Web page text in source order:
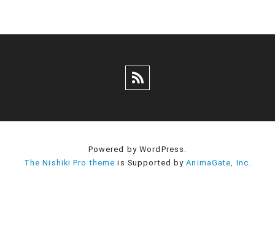
Powered by WordPress.
The Nishiki Pro theme is Supported byAnimaGate, Inc.